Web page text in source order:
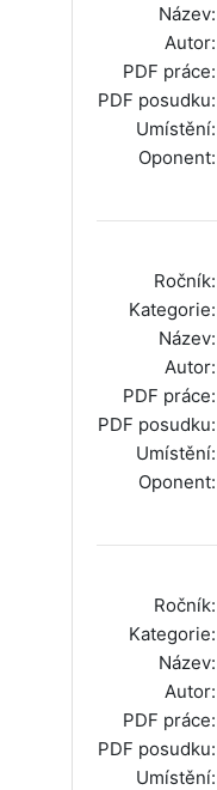
Název:
Autor:
PDF práce:
PDF posudku:
Umístění:
Oponent:
Ročník:
Kategorie:
Název:
Autor:
PDF práce:
PDF posudku:
Umístění:
Oponent:
Ročník:
Kategorie:
Název:
Autor:
PDF práce:
PDF posudku:
Umístění: